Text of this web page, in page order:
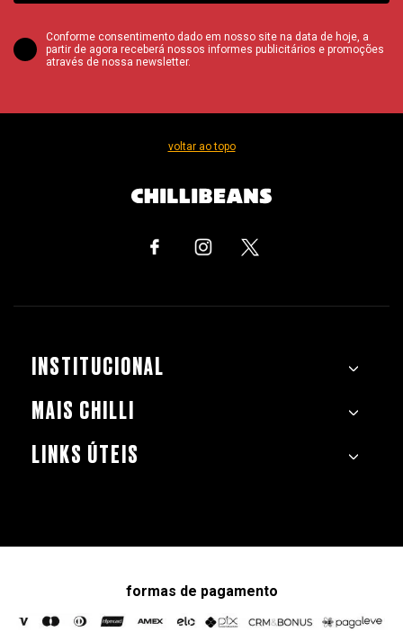
Conforme consentimento dado em nosso site na data de hoje, a
partir de agora receberá nossos informes publicitários e promoções
através de nossa newsletter.
voltar ao topo
INSTITUCIONAL
MAIS CHILLI
LINKS ÚTEIS
formas de pagamento